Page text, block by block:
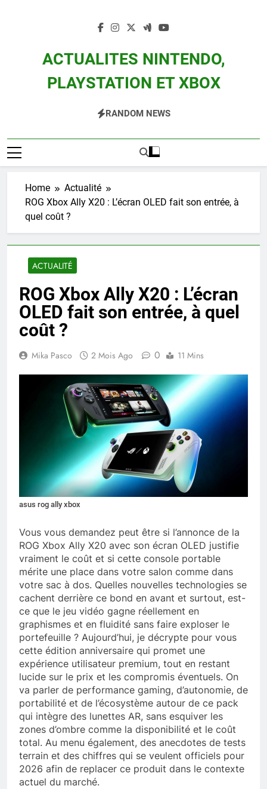
ACTUALITES NINTENDO,
PLAYSTATION ET XBOX
Zelda, Splatoon, Pokemon Entre Autres
RANDOM NEWS
Home
Actualité
ROG Xbox Ally X20 : L’écran OLED fait son entrée, à
quel coût ?
ACTUALITÉ
ROG Xbox Ally X20 : L’écran
OLED fait son entrée, à quel
coût ?
Mika Pasco 2 Mois Ago 0 11 Mins
asus rog ally xbox
Vous vous demandez peut être si l’annonce de la
ROG Xbox Ally X20 avec son écran OLED justifie
vraiment le coût et si cette console portable
mérite une place dans votre salon comme dans
votre sac à dos. Quelles nouvelles technologies se
cachent derrière ce bond en avant et surtout, est-
ce que le jeu vidéo gagne réellement en
graphismes et en fluidité sans faire exploser le
portefeuille ? Aujourd’hui, je décrypte pour vous
cette édition anniversaire qui promet une
expérience utilisateur premium, tout en restant
lucide sur le prix et les compromis éventuels. On
va parler de performance gaming, d’autonomie, de
portabilité et de l’écosystème autour de ce pack
qui intègre des lunettes AR, sans esquiver les
zones d’ombre comme la disponibilité et le coût
total. Au menu également, des anecdotes de tests
terrain et des chiffres qui se veulent officiels pour
2026 afin de replacer ce produit dans le contexte
actuel du marché.